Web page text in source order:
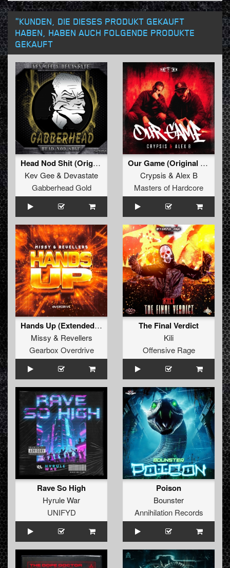
"KUNDEN, DIE DIESES PRODUKT GEKAUFT
HABEN, HABEN AUCH FOLGENDE PRODUKTE
GEKAUFT
Head Nod Shit (Original Mix)
Kev Gee& Devastate
Gabberhead Gold
Our Game (Original Mix)
Crypsis & Alex B
Masters of Hardcore
Hands Up (Extended Mix)
Missy & Revellers
Gearbox Overdrive
The Final Verdict
Kili
Offensive Rage
Rave So High
Hyrule War
UNIFYD
Poison
Bounster
Annihilation Records